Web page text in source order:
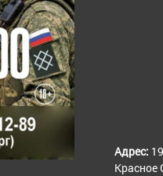
Адрес:
Красное